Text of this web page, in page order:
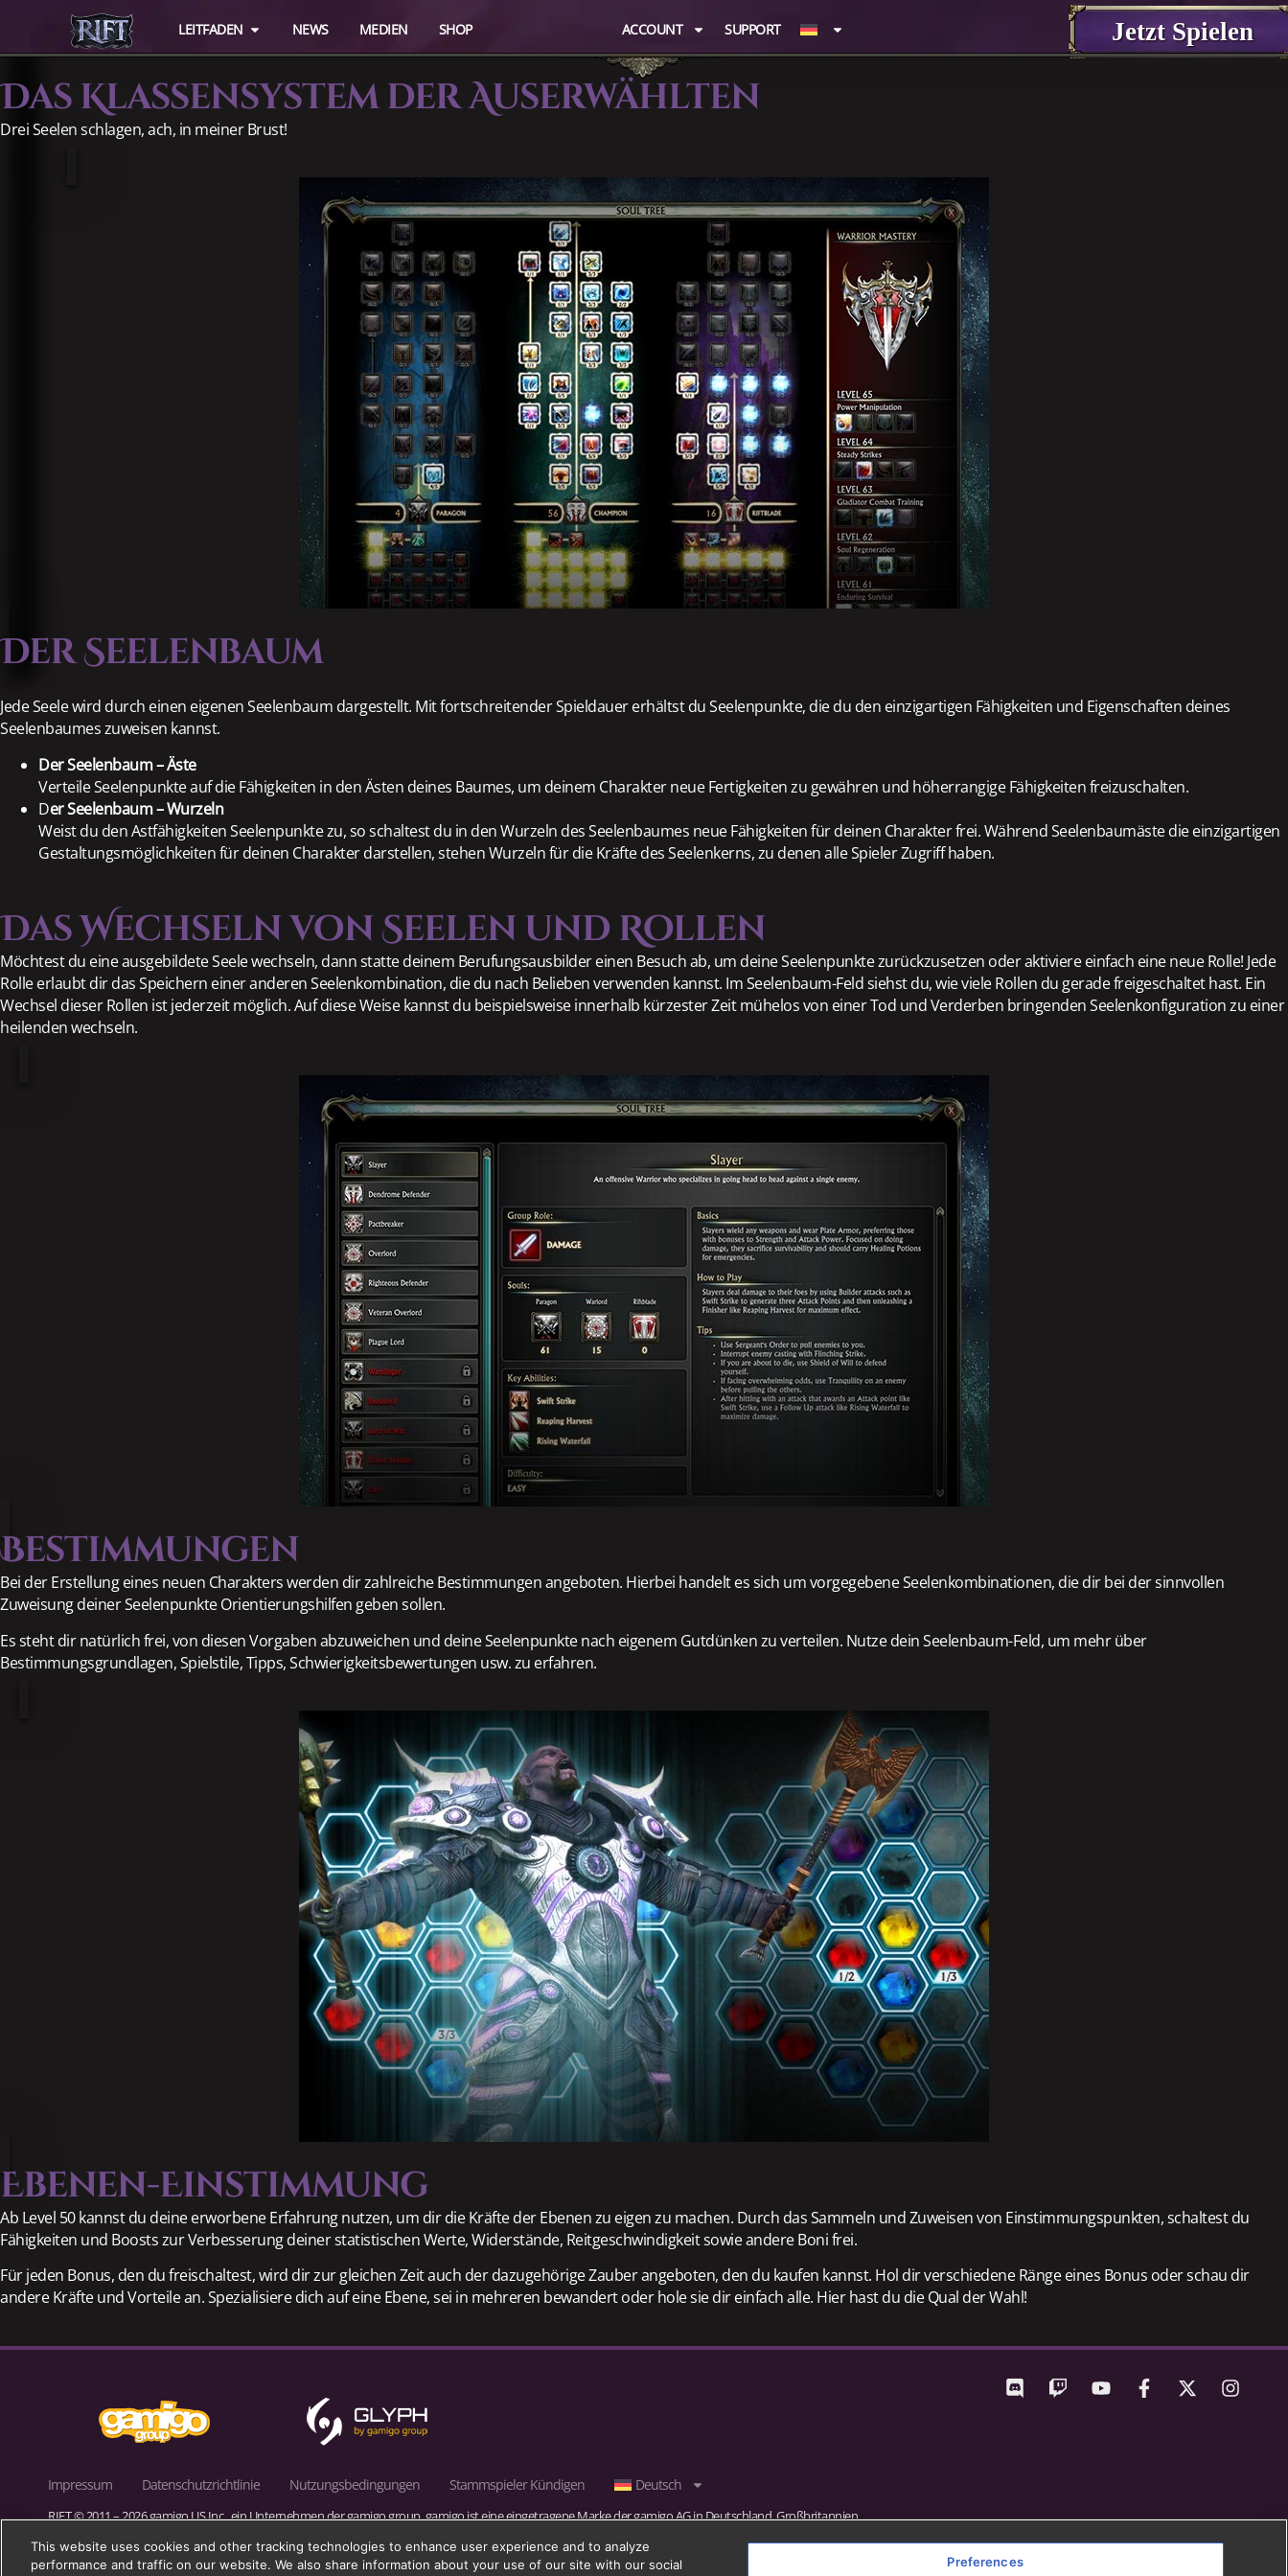
LEITFADEN NEWS MEDIEN SHOP ACCOUNT SUPPORT Jetzt Spielen
Das Klassensystem der Auserwählten
Drei Seelen schlagen, ach, in meiner Brust!
Der Seelenbaum
Jede Seele wird durch einen eigenen Seelenbaum dargestellt. Mit fortschreitender Spieldauer erhältst du Seelenpunkte, die du den einzigartigen Fähigkeiten und Eigenschaften deines
Seelenbaumes zuweisen kannst.
Der Seelenbaum – Äste
Verteile Seelenpunkte auf die Fähigkeiten in den Ästen deines Baumes, um deinem Charakter neue Fertigkeiten zu gewähren und höherrangige Fähigkeiten freizuschalten.
Der Seelenbaum – Wurzeln
Weist du den Astfähigkeiten Seelenpunkte zu, so schaltest du in den Wurzeln des Seelenbaumes neue Fähigkeiten für deinen Charakter frei. Während Seelenbaumäste die einzigartigen
Gestaltungsmöglichkeiten für deinen Charakter darstellen, stehen Wurzeln für die Kräfte des Seelenkerns, zu denen alle Spieler Zugriff haben.
Das Wechseln von Seelen und Rollen
Möchtest du eine ausgebildete Seele wechseln, dann statte deinem Berufungsausbilder einen Besuch ab, um deine Seelenpunkte zurückzusetzen oder aktiviere einfach eine neue Rolle! Jede
Rolle erlaubt dir das Speichern einer anderen Seelenkombination, die du nach Belieben verwenden kannst. Im Seelenbaum-Feld siehst du, wie viele Rollen du gerade freigeschaltet hast. Ein
Wechsel dieser Rollen ist jederzeit möglich. Auf diese Weise kannst du beispielsweise innerhalb kürzester Zeit mühelos von einer Tod und Verderben bringenden Seelenkonfiguration zu einer
heilenden wechseln.
Bestimmungen
Bei der Erstellung eines neuen Charakters werden dir zahlreiche Bestimmungen angeboten. Hierbei handelt es sich um vorgegebene Seelenkombinationen, die dir bei der sinnvollen
Zuweisung deiner Seelenpunkte Orientierungshilfen geben sollen.
Es steht dir natürlich frei, von diesen Vorgaben abzuweichen und deine Seelenpunkte nach eigenem Gutdünken zu verteilen. Nutze dein Seelenbaum-Feld, um mehr über
Bestimmungsgrundlagen, Spielstile, Tipps, Schwierigkeitsbewertungen usw. zu erfahren.
Ebenen-Einstimmung
Ab Level 50 kannst du deine erworbene Erfahrung nutzen, um dir die Kräfte der Ebenen zu eigen zu machen. Durch das Sammeln und Zuweisen von Einstimmungspunkten, schaltest du
Fähigkeiten und Boosts zur Verbesserung deiner statistischen Werte, Widerstände, Reitgeschwindigkeit sowie andere Boni frei.
Für jeden Bonus, den du freischaltest, wird dir zur gleichen Zeit auch der dazugehörige Zauber angeboten, den du kaufen kannst. Hol dir verschiedene Ränge eines Bonus oder schau dir
andere Kräfte und Vorteile an. Spezialisiere dich auf eine Ebene, sei in mehreren bewandert oder hole sie dir einfach alle. Hier hast du die Qual der Wahl!
Impressum Datenschutzrichtlinie Nutzungsbedingungen Stammspieler Kündigen Deutsch
RIFT © 2011 – 2026 gamigo US Inc., ein Unternehmen der gamigo group. gamigo ist eine eingetragene Marke der gamigo AG in Deutschland, Großbritannien
und in der Europäischen Union. gamigo group ist eine eingetragene Marke der gamigo AG in Deutschland, Großbritannien und in der Europäischen Union.
This website uses cookies and other tracking technologies to enhance user experience and to analyze
performance and traffic on our website. We also share information about your use of our site with our social
Preferences